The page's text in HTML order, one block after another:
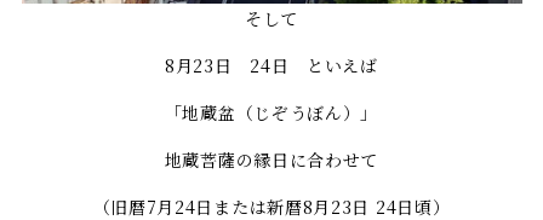
そして
8月23日 24日 といえば
「地蔵盆（じぞうぼん）」
地蔵菩薩の縁日に合わせて
（旧暦7月24日または新暦8月23日 24日頃）